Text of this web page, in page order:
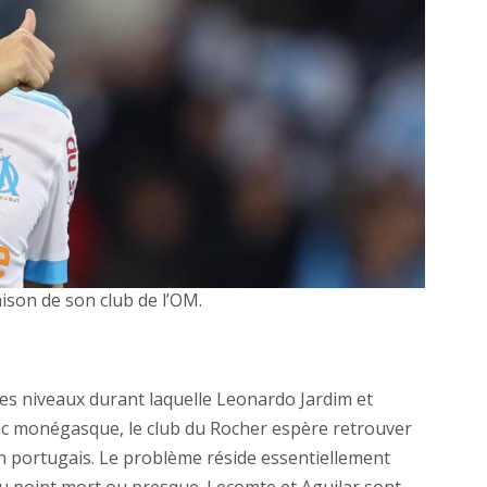
de son club de l’OM.
niveaux durant laquelle Leonardo Jardim et
monégasque, le club du Rocher espère retrouver
portugais. Le problème réside essentiellement